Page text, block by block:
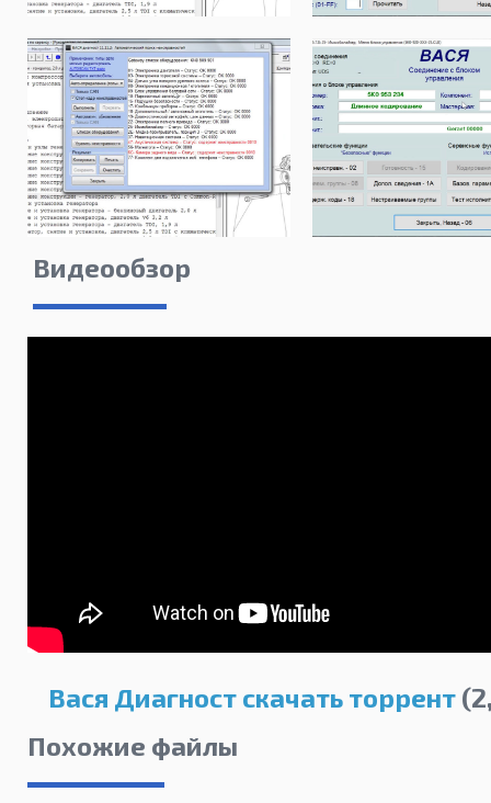
Видеообзор
Вася Диагност скачать торрент
Похожие файлы